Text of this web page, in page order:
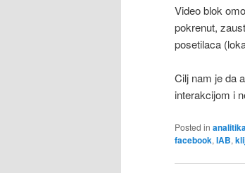
Video blok
pokrenut,
posetilaca
Cilj nam je da
interakcijom i
Posted in
facebook, IAB,